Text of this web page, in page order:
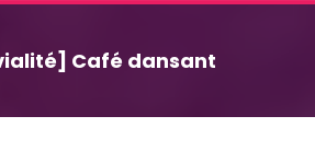
Café dansant